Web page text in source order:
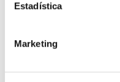
Estadística
Marketing
EL COLEGIO
22/07/2026
DEL CASCO Y DEL